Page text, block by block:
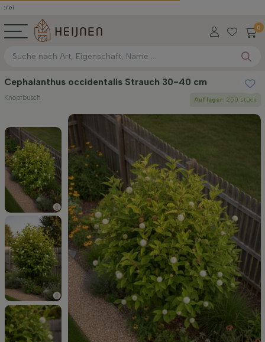
0
Cephalanthus occidentalis Strauch 30-40 cm
Knopfbusch Auf lager: 250 stück